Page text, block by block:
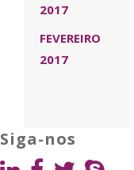
2017
FEVEREIRO
2017
Siga-nos